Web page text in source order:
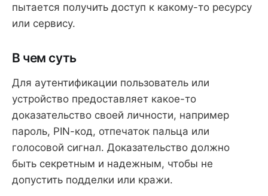
пытается получить доступ к какому-то ресурсу
или сервису.
В чем суть
Для аутентификации пользователь или
устройство предоставляет какое-то
доказательство своей личности, например
пароль, PIN-код, отпечаток пальца или
голосовой сигнал. Доказательство должно
быть секретным и надежным, чтобы не
допустить подделки или кражи.